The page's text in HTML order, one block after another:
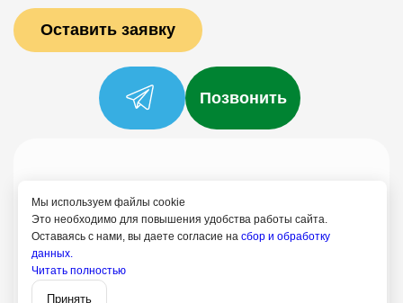
Мы используем файлы cookie
Это необходимо для повышения удобства работы сайта.
Оставаясь с нами, вы даете согласие на сбор и обработку
данных.
Читать полностью
Принять
Позвонить
Политика конфиденциальности
Согласие на обработку
+7 (958) 795-61-54